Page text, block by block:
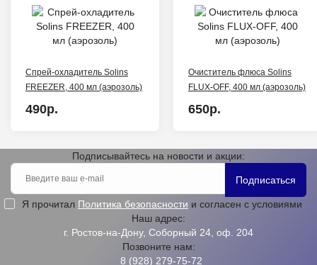
Спрей-охладитель Solins
FREEZER, 400 мл (аэрозоль)
490р.
Очиститель флюса Solins
FLUX-OFF, 400 мл (аэрозоль)
650р.
Подписывайтесь на новости и акции:
Подписаться
Я прочитал Политика безопасности и согласен с условиями
Наш адрес:
г. Ростов-на-Дону, Соборный 24, оф. 204
Позвоните нам:
8 (928) 279-75-72